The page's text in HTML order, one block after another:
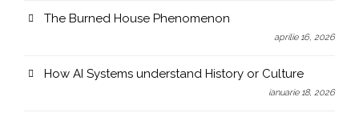
The Burned House Phenomenon
aprilie 16, 2026
How AI Systems understand History or Culture
ianuarie 18, 2026